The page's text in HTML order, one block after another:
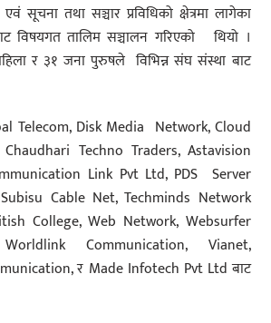
एवं सूचना तथा सञ्चार प्रविधिको क्षेत्रमा लागेका
विषयगत तालिम सञ्चालन गरिएको थियो ।
र ३१ जना पुरुषले विभिन्न संघ संस्था बाट
Telecom, Disk Media Network, Cloud
Techno Traders, Astavision
Link Pvt Ltd, PDS Server
Cable Net, Techminds Network
College, Web Network, Websurfer
Communication, Vianet,
र Made Infotech Pvt Ltd बाट